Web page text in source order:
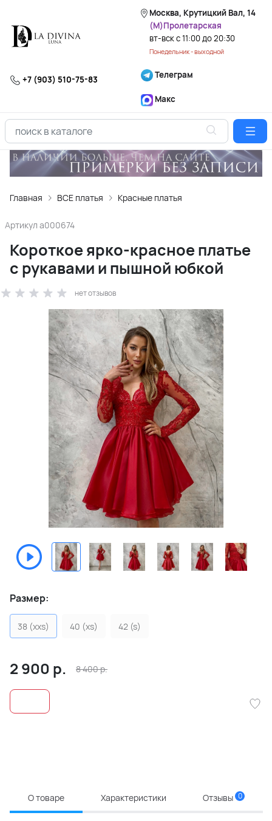
Москва, Крутицкий Вал, 14
(М)Пролетарская
вт-вск с 11:00 до 20:30
Понедельник - выходной
+7 (903) 510-75-83 Телеграм
Макс
Главная ВСЕ платья Красные платья
Артикул a000674
Короткое ярко-красное платье
с рукавами и пышной юбкой
нет отзывов
Размер:
38 (xxs) 40 (xs) 42 (s)
2 900 р. 8 400р.
О товаре Характеристики Отзывы 0